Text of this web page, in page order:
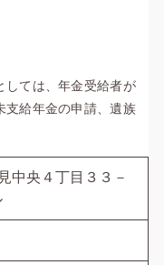
しては、年金受給者が
支給年金の申請、遺族
中央４丁目３３－